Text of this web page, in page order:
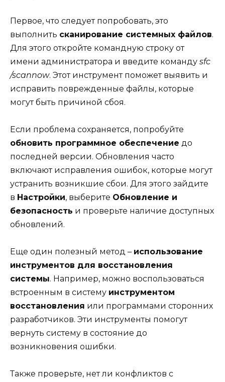
Первое, что следует попробовать, это
выполнить сканирование системных файлов.
Для этого откройте командную строку от
имени администратора и введите команду sfc
/scannow. Этот инструмент поможет выявить и
исправить поврежденные файлы, которые
могут быть причиной сбоя.
Если проблема сохраняется, попробуйте
обновить программное обеспечение до
последней версии. Обновления часто
включают исправления ошибок, которые могут
устранить возникшие сбои. Для этого зайдите
в Настройки, выберите Обновление и
безопасность и проверьте наличие доступных
обновлений.
Еще один полезный метод – использование
инструментов для восстановления
системы. Например, можно воспользоваться
встроенным в систему инструментом
восстановления или программами сторонних
разработчиков. Эти инструменты помогут
вернуть систему в состояние до
возникновения ошибки.
Также проверьте, нет ли конфликтов с